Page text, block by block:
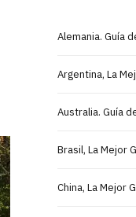
Alemania. Guía
Argentina, La
Australia. Guía
Brasil, La Mejor
China, La Mejor